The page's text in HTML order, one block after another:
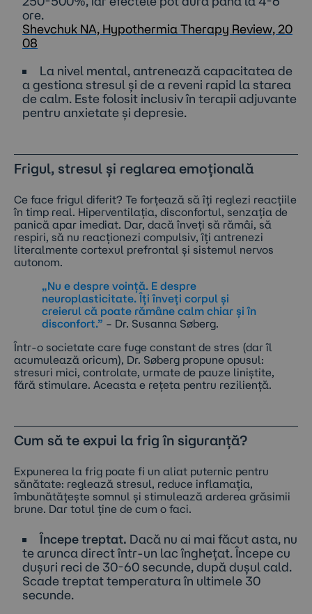
ore.
Shevchuk NA, Hypothermia Therapy Review, 20
08
La nivel mental, antrenează capacitatea de
a gestiona stresul și de a reveni rapid la starea
de calm. Este folosit inclusiv în terapii adjuvante
pentru anxietate și depresie.
Frigul, stresul și reglarea emoțională
Ce face frigul diferit? Te forțează să îți reglezi reacțiile
în timp real. Hiperventilația, disconfortul, senzația de
panică apar imediat. Dar, dacă înveți să rămâi, să
respiri, să nu reacționezi compulsiv, îți antrenezi
literalmente cortexul prefrontal și sistemul nervos
autonom.
„Nu e despre voință. E despre
neuroplasticitate. Îți înveți corpul și
creierul că poate rămâne calm chiar și în
disconfort.” – Dr. Susanna Søberg.
Într-o societate care fuge constant de stres (dar îl
acumulează oricum), Dr. Søberg propune opusul:
stresuri mici, controlate, urmate de pauze liniștite,
fără stimulare. Aceasta e rețeta pentru reziliență.
Cum să te expui la frig în siguranță?
Expunerea la frig poate fi un aliat puternic pentru
sănătate: reglează stresul, reduce inflamația,
îmbunătățește somnul și stimulează arderea grăsimii
brune. Dar totul ține de cum o faci.
Începe treptat. Dacă nu ai mai făcut asta, nu
te arunca direct într-un lac înghețat. Începe cu
dușuri reci de 30-60 secunde, după dușul cald.
Scade treptat temperatura în ultimele 30
secunde.